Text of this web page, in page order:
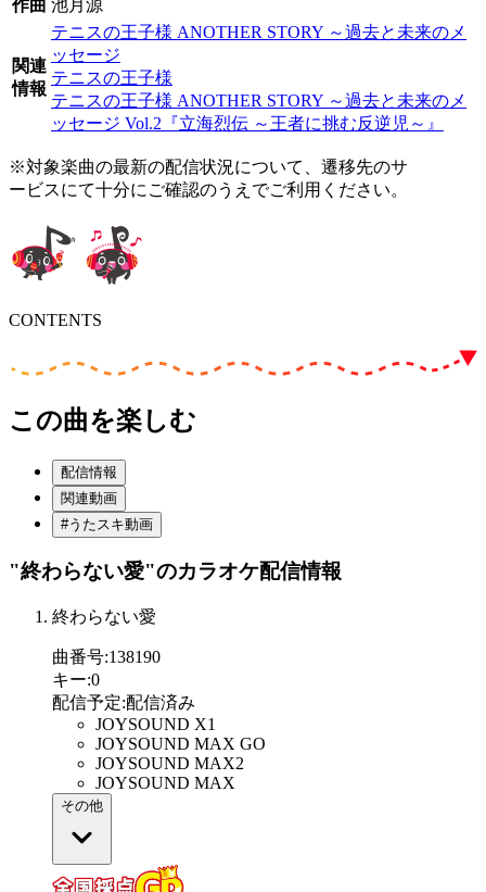
作曲 池月源
関連
情報
テニスの王子様 ANOTHER STORY ～過去と未来のメ
ッセージ
テニスの王子様
テニスの王子様 ANOTHER STORY ～過去と未来のメ
ッセージ Vol.2『立海烈伝 ～王者に挑む反逆児～』
※対象楽曲の最新の配信状況について、遷移先のサ
ービスにて十分にご確認のうえでご利用ください。
CONTENTS
この曲を楽しむ
配信情報
関連動画
#うたスキ動画
"終わらない愛"のカラオケ配信情報
終わらない愛
曲番号:138190
キー:0
配信予定:配信済み
JOYSOUND X1
JOYSOUND MAX GO
JOYSOUND MAX2
JOYSOUND MAX
その他